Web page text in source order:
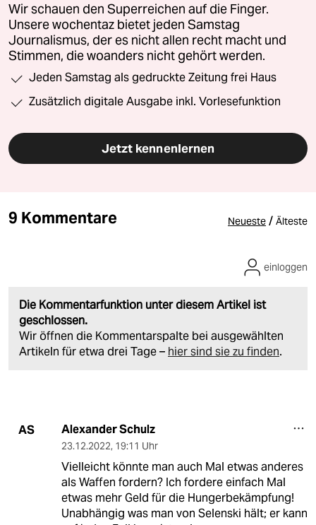
Wir schauen den Superreichen auf die Finger.
Unsere wochentaz bietet jeden Samstag
Journalismus, der es nicht allen recht macht und
Stimmen, die woanders nicht gehört werden.
Jeden Samstag als gedruckte Zeitung frei Haus
Zusätzlich digitale Ausgabe inkl. Vorlesefunktion
Jetzt kennenlernen
9 Kommentare Neueste / Älteste
Die Kommentarfunktion unter diesem Artikel ist
geschlossen.
Wir öffnen die Kommentarspalte bei ausgewählten
Artikeln für etwa drei Tage – hier sind sie zu finden.
einloggen
AS Alexander Schulz
23.12.2022, 19:11 Uhr
Vielleicht könnte man auch Mal etwas anderes
als Waffen fordern? Ich fordere einfach Mal
etwas mehr Geld für die Hungerbekämpfung!
Unabhängig was man von Selenski hält; er kann